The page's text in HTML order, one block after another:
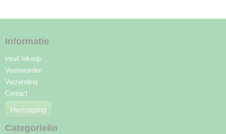
Informatie
Inruil Inkoop
Voorwaarden
Verzending
Contact
Herroeping
Categorieën